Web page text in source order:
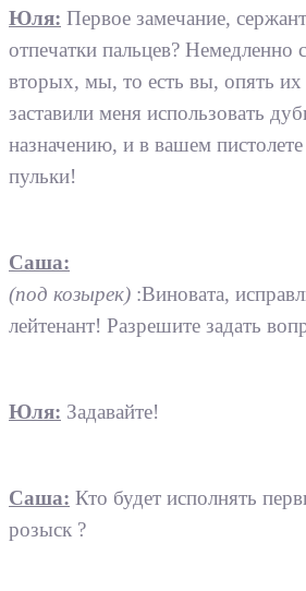
Юля: Первое замечание,
отпечатки пальцев? Немедленно
вторых, мы, то есть вы, опять
заставили меня использовать
назначению, и в вашем пистолете
пульки!
Саша:
(под козырек) :Виновата,
лейтенант! Разрешите задать
Юля: Задавайте!
Саша: Кто будет исполнять
розыск ?